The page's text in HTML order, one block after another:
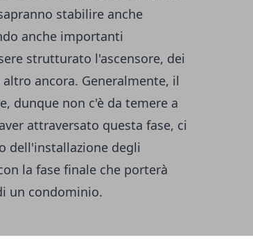
stabilire anche
anche importanti
strutturato l'ascensore, dei
ancora. Generalmente, il
dunque non c'è da temere a
attraversato questa fase, ci
dell'installazione degli
la fase finale che porterà
un condominio.